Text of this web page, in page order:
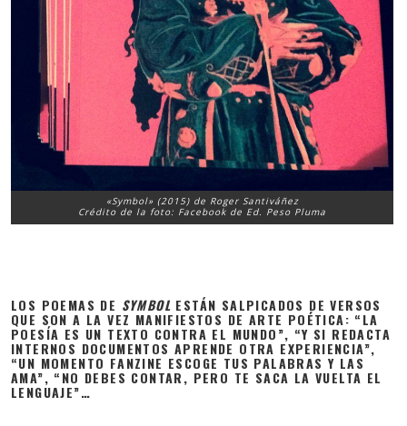
«Symbol» (2015) de Roger Santiváñez
Crédito de la foto: Facebook de Ed. Peso Pluma
LOS POEMAS DE SYMBOL ESTÁN SALPICADOS DE VERSOS
QUE SON A LA VEZ MANIFIESTOS DE ARTE POÉTICA: “LA
POESÍA ES UN TEXTO CONTRA EL MUNDO”, “Y SI REDACTA
INTERNOS DOCUMENTOS APRENDE OTRA EXPERIENCIA”,
“UN MOMENTO FANZINE ESCOGE TUS PALABRAS Y LAS
AMA”, “NO DEBES CONTAR, PERO TE SACA LA VUELTA EL
LENGUAJE”…